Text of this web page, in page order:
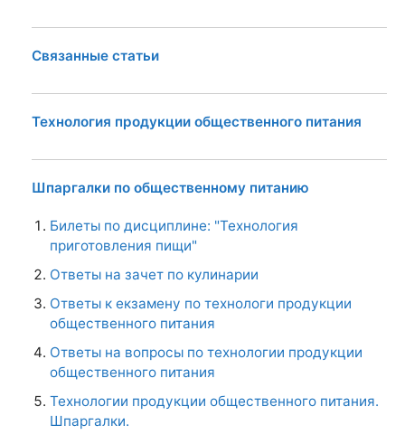
Связанные статьи
Технология продукции общественного питания
Шпаргалки по общественному питанию
Билеты по дисциплине: "Технология
приготовления пищи"
Ответы на зачет по кулинарии
Ответы к екзамену по технологи продукции
общественного питания
Ответы на вопросы по технологии продукции
общественного питания
Технологии продукции общественного питания.
Шпаргалки.